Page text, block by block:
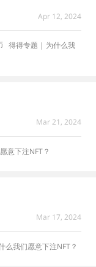
Apr 12, 2024
得得专题 | 为什么我
Mar 21, 2024
意下注NFT？
Mar 17, 2024
么我们愿意下注NFT？